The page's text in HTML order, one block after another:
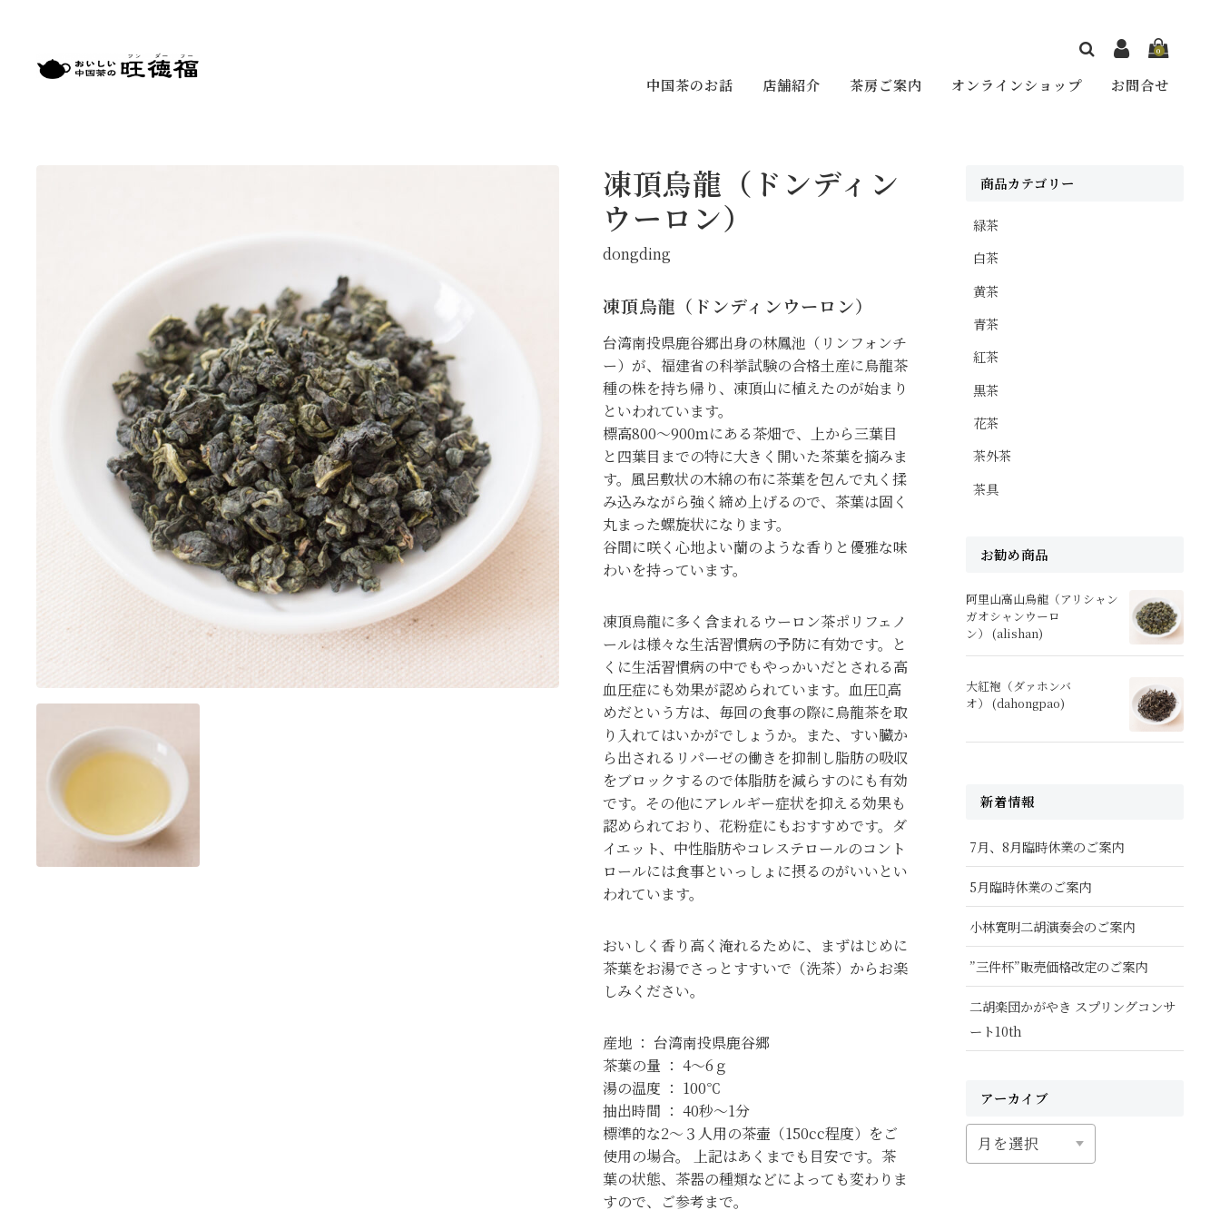
0
中国茶のお話 店舗紹介 茶房ご案内 オンラインショップ お問合せ
凍頂烏龍（ドンディン
ウーロン）
dongding
凍頂烏龍（ドンディンウーロン）
台湾南投県鹿谷郷出身の林鳳池（リンフォンチ
ー）が、福建省の科挙試験の合格土産に烏龍茶
種の株を持ち帰り、凍頂山に植えたのが始まり
といわれています。
標高800～900mにある茶畑で、上から三葉目
と四葉目までの特に大きく開いた茶葉を摘みま
す。風呂敷状の木綿の布に茶葉を包んで丸く揉
み込みながら強く締め上げるので、茶葉は固く
丸まった螺旋状になります。
谷間に咲く心地よい蘭のような香りと優雅な味
わいを持っています。
凍頂烏龍に多く含まれるウーロン茶ポリフェノ
ールは様々な生活習慣病の予防に有効です。と
くに生活習慣病の中でもやっかいだとされる高
血圧症にも効果が認められています。血圧が̝高
めだという方は、毎回の食事の際に烏龍茶を取
り入れてはいかがでしょうか。また、すい臓か
ら出されるリパーゼの働きを抑制し脂肪の吸収
をブロックするので体脂肪を減らすのにも有効
です。その他にアレルギー症状を抑える効果も
認められており、花粉症にもおすすめです。ダ
イエット、中性脂肪やコレステロールのコント
ロールには食事といっしょに摂るのがいいとい
われています。
おいしく香り高く淹れるために、まずはじめに
茶葉をお湯でさっとすすいで（洗茶）からお楽
しみください。
産地 ： 台湾南投県鹿谷郷
茶葉の量 ： 4～6ｇ
湯の温度 ： 100℃
抽出時間 ： 40秒～1分
標準的な2～３人用の茶壷（150cc程度）をご
使用の場合。 上記はあくまでも目安です。茶
葉の状態、茶器の種類などによっても変わりま
すので、ご参考まで。
商品カテゴリー
緑茶
白茶
黄茶
青茶
紅茶
黒茶
花茶
茶外茶
茶具
お勧め商品
阿里山高山烏龍（アリシャン
ガオシャンウーロ
ン） (alishan)
大紅袍（ダァホンバ
オ） (dahongpao)
新着情報
7月、8月臨時休業のご案内
5月臨時休業のご案内
小林寛明二胡演奏会のご案内
”三件杯”販売価格改定のご案内
二胡楽団かがやき スプリングコンサ
ート10th
アーカイブ
ー